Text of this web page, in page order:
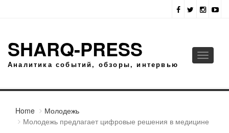
SHARQ-PRESS
Аналитика событий, обзоры, интервью
Toggle
Home
Молодежь
Молодежь предлагает цифровые решения в медицине